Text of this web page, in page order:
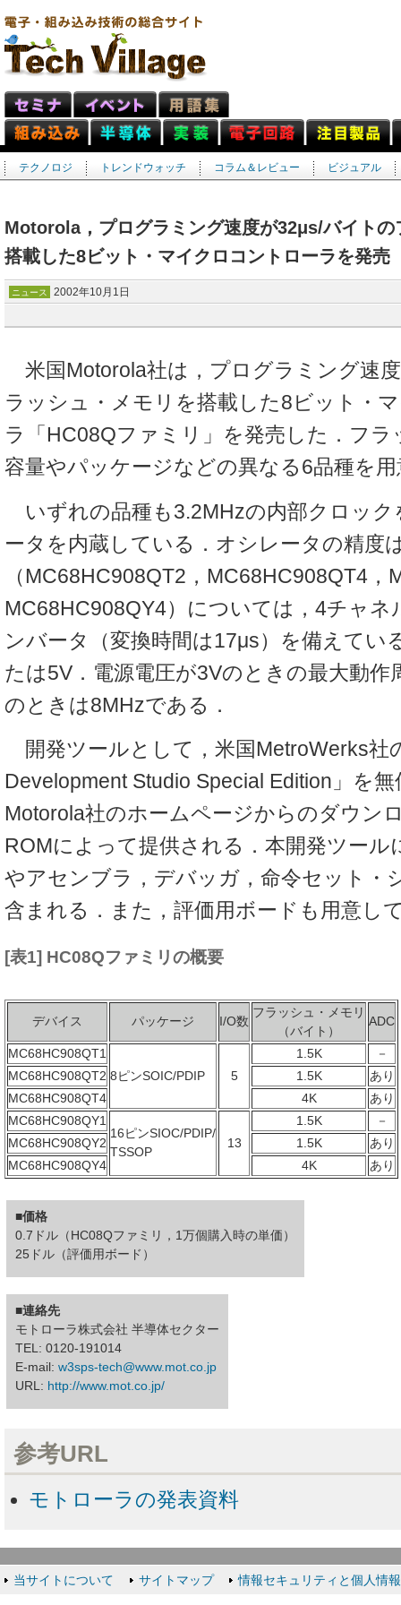
テクノロジ トレンドウォッチ コラム＆レビュー ビジュアル
Motorola，プログラミング速度が32μs/バイトの
搭載した8ビット・マイクロコントローラを発売
ニュース 2002年10月1日
米国Motorola社は，プログラミング速
ラッシュ・メモリを搭載した8ビット・
ラ「HC08Qファミリ」を発売した．フ
容量やパッケージなどの異なる6品種を
いずれの品種も3.2MHzの内部クロック
ータを内蔵している．オシレータの精度
（MC68HC908QT2，MC68HC908QT4，
MC68HC908QY4）については，4チャネ
ンバータ（変換時間は17μs）を備えてい
たは5V．電源電圧が3Vのときの最大動作
のときは8MHzである．
開発ツールとして，米国MetroWerks社
Development Studio Special Edition」を
Motorola社のホームページからのダウン
ROMによって提供される．本開発ツール
やアセンブラ，デバッガ，命令セット・
含まれる．また，評価用ボードも用意し
[表1] HC08Qファミリの概要
デバイス パッケージ I/O数
フラッシュ・メモリ
（バイト）
ADC
MC68HC908QT1
8ピンSOIC/PDIP
5
1.5K
－
MC68HC908QT2
1.5K
あり
MC68HC908QT4
4K
あり
MC68HC908QY1
16ピンSIOC/PDIP/
TSSOP
13
1.5K
－
MC68HC908QY2
1.5K
あり
MC68HC908QY4
4K あり
■価格
0.7ドル（HC08Qファミリ，1万個購入時の単価）
25ドル（評価用ボード）
■連絡先
モトローラ株式会社 半導体セクター
TEL: 0120-191014
E-mail: w3sps-tech@www.mot.co.jp
URL: http://www.mot.co.jp/
参考URL
モトローラの発表資料
当サイトについて サイトマップ 情報セキュリティと個人情